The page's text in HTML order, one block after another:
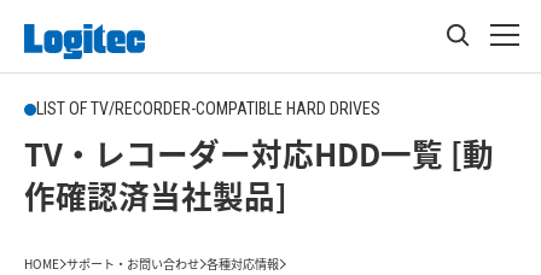
LIST OF TV/RECORDER-COMPATIBLE HARD DRIVES
TV・レコーダー対応HDD一覧 [動
作確認済当社製品]
HOME サポート・お問い合わせ 各種対応情報